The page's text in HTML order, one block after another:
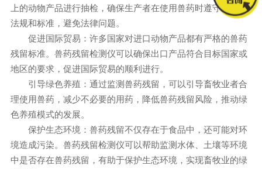
上的动物产品进行抽检，确保生产者在使用兽药时遵守相关的
法规和标准，避免法律问题。
促进国际贸易：许多国家对进口动物产品都有严格的兽药
残留标准。兽药残留检测仪可以确保出口产品符合目标国家或
地区的要求，促进国际贸易的顺利进行。
引导绿色养殖：通过监测兽药残留，可以引导畜牧业者合
理使用兽药，减少不必要的用药，降低兽药残留风险，推动绿
色养殖模式的发展。
保护生态环境：兽药残留不仅存在于食品中，还可能对环
境造成污染。兽药残留检测仪可以帮助监测水体、土壤等环境
中是否存在兽药残留，有助于保护生态环境，实现畜牧业的绿